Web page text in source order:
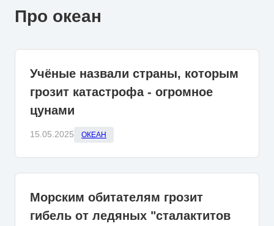
Про океан
Учёные назвали страны, которым
грозит катастрофа - огромное
цунами
15.05.2025 ОКЕАН
Морским обитателям грозит
гибель от ледяных "сталактитов